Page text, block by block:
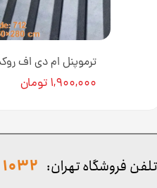
۱,۹۰۰,۰۰۰ تومان
تلفن فروشگاه تهران: 1032 2842 - 021